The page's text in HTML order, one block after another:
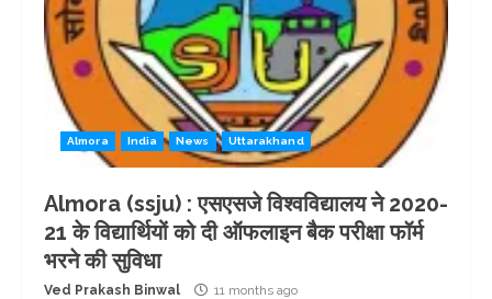
Almora India News Uttarakhand
Almora (ssju) : एसएसजे विश्वविद्यालय ने 2020-
21 के विद्यार्थियों को दी ऑफलाइन बैक परीक्षा फॉर्म
भरने की सुविधा
Ved Prakash Binwal 11 months ago